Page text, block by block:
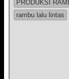
PRODUKSI
rambu lalu lintas